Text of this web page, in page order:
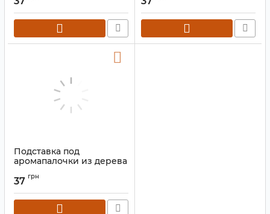
Артикул: 9150000
Артикул:
Подставка под
аромапалочки из дерева
"Пацифик"
Артикул: 9150000
37 грн